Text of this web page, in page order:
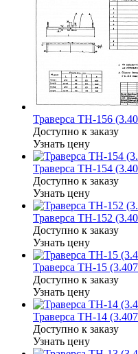
Траверса ТН-156
Доступно к заказу
Узнать цену
Траверса ТН-154
Доступно к заказу
Узнать цену
Траверса ТН-152
Доступно к заказу
Узнать цену
Траверса ТН-15
Доступно к заказу
Узнать цену
Траверса ТН-14
Доступно к заказу
Узнать цену